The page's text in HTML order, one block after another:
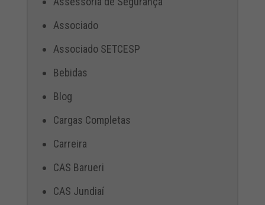
Associado
Associado SETCESP
Bebidas
Blog
Cargas Completas
Carreira
CAS Barueri
CAS Jundiaí